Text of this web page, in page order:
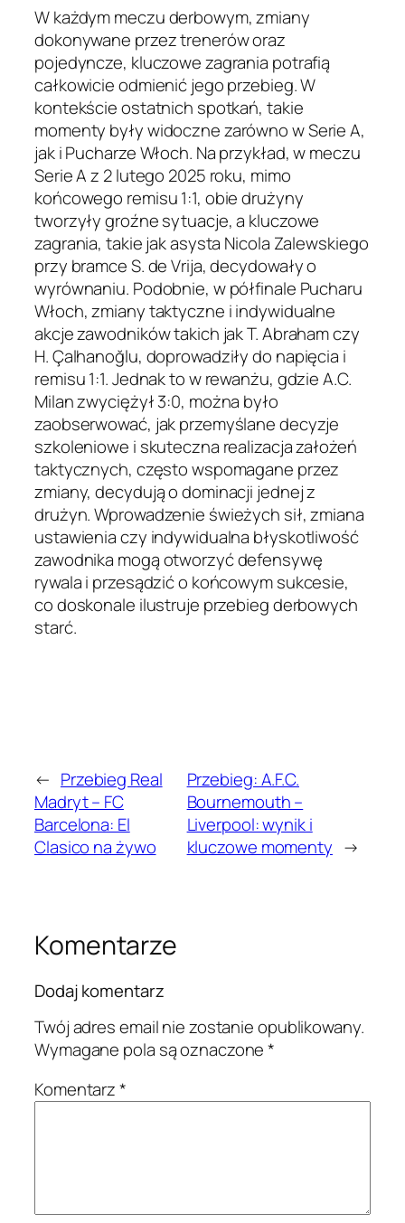
W każdym meczu derbowym, zmiany
dokonywane przez trenerów oraz
pojedyncze, kluczowe zagrania potrafią
całkowicie odmienić jego przebieg. W
kontekście ostatnich spotkań, takie
momenty były widoczne zarówno w Serie A,
jak i Pucharze Włoch. Na przykład, w meczu
Serie A z 2 lutego 2025 roku, mimo
końcowego remisu 1:1, obie drużyny
tworzyły groźne sytuacje, a kluczowe
zagrania, takie jak asysta Nicola Zalewskiego
przy bramce S. de Vrija, decydowały o
wyrównaniu. Podobnie, w półfinale Pucharu
Włoch, zmiany taktyczne i indywidualne
akcje zawodników takich jak T. Abraham czy
H. Çalhanoğlu, doprowadziły do napięcia i
remisu 1:1. Jednak to w rewanżu, gdzie A.C.
Milan zwyciężył 3:0, można było
zaobserwować, jak przemyślane decyzje
szkoleniowe i skuteczna realizacja założeń
taktycznych, często wspomagane przez
zmiany, decydują o dominacji jednej z
drużyn. Wprowadzenie świeżych sił, zmiana
ustawienia czy indywidualna błyskotliwość
zawodnika mogą otworzyć defensywę
rywala i przesądzić o końcowym sukcesie,
co doskonale ilustruje przebieg derbowych
starć.
← Przebieg Real
Madryt – FC
Barcelona: El
Clasico na żywo
Przebieg: A.F.C.
Bournemouth –
Liverpool: wynik i
kluczowe momenty →
Komentarze
Dodaj komentarz
Twój adres email nie zostanie opublikowany.
Wymagane pola są oznaczone*
Komentarz*